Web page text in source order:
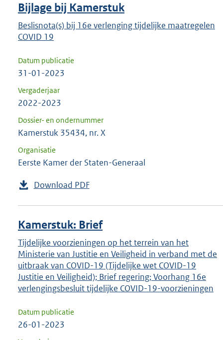
Bijlage bij Kamerstuk
Beslisnota(s) bij 16e verlenging tijdelijke maatregelen
COVID 19
Datum publicatie
31-01-2023
Vergaderjaar
2022-2023
Dossier- en ondernummer
Kamerstuk 35434, nr. X
Organisatie
Eerste Kamer der Staten-Generaal
Download PDF
Kamerstuk: Brief
Tijdelijke voorzieningen op het terrein van het
Ministerie van Justitie en Veiligheid in verband met de
uitbraak van COVID-19 (Tijdelijke wet COVID-19
Justitie en Veiligheid); Brief regering; Voorhang 16e
verlengingsbesluit tijdelijke COVID-19-voorzieningen
Datum publicatie
26-01-2023